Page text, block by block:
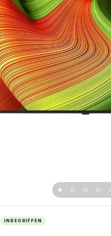
INBEGRIFFEN